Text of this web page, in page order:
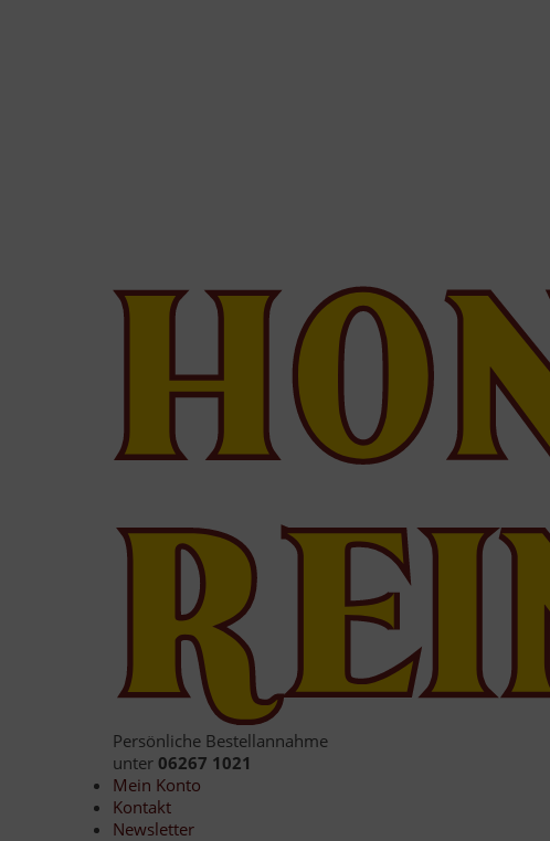
Persönliche Bestellannahme
unter 06267 1021
Mein Konto
Kontakt
Newsletter